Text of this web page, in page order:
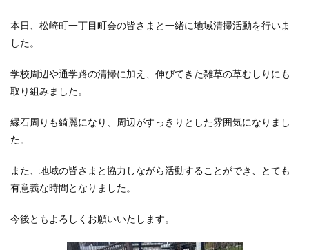
本日、松崎町一丁目町会の皆さまと一緒に地域清掃活動を行いま
した。
学校周辺や通学路の清掃に加え、伸びてきた雑草の草むしりにも
取り組みました。
縁石周りも綺麗になり、周辺がすっきりとした雰囲気になりまし
た。
また、地域の皆さまと協力しながら活動することができ、とても
有意義な時間となりました。
今後ともよろしくお願いいたします。